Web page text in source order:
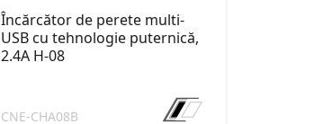
Încărcător de perete multi-
USB cu tehnologie puternică,
2.4A H-08
CNE-CHA08B